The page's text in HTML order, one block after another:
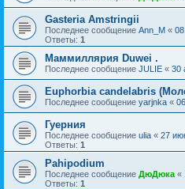
Gasteria Amstringii
Последнее сообщение Ann_M «
Ответы: 1
Маммиллярия Duwei .
Последнее сообщение JULIE « 30
Euphorbia candelabris
Последнее сообщение yarjnka «
Гуерния
Последнее сообщение ulia « 27
Ответы: 1
Pahipodium
Последнее сообщение ДюДюка «
Ответы: 1